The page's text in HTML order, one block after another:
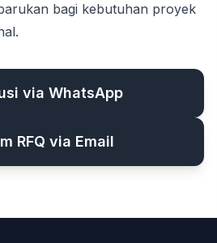
bagi kebutuhan proyek
via WhatsApp
RFQ via Email